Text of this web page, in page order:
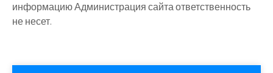
информацию Администрация сайта ответственность
не несет.